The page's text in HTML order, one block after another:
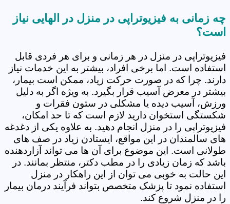
چه زمانی به فیزیوتراپی در منزل در الهایی نیاز
است؟
فیزیوتراپی در منزل در هر زمانی و برای هر فردی قابل
استفاده است. اما برخی افراد، بیشتر به این خدمات نیاز
دارند. چرا که در صورت حرکت زیاد، ممکن است بیمار،
بیشتر در معرض آسیب قرار بگیرد. به ویژه اگر به دلیل
ورزش، آسیب دیده یا مشکلی در ستون فقرات و
شکستگی استخوان دارید لازم است که تا حد امکان،
فیزیوتراپی را در منزل انجام دهید. به علاوه یکی از دغدغه
های سالمندان در این مواقع، ایستادن زیاد در صف های
طولانی است. این موضوع برای آن ها می تواند آزاردهنده
باشد که زمان زیادی را در مطب دکتر، منتظر بمانند. در
این حالت به خوبی می توان از این راهکار در منزل
استفاده نمود تا پزشک متخصص بتواند فرآیند درمان بیمار
را در منزل شروع کند.